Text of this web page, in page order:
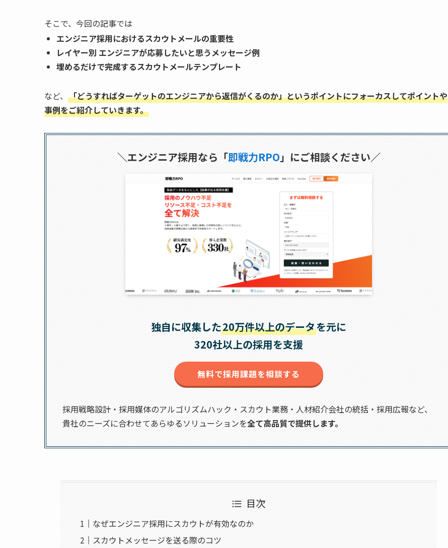
そこで、今回の記事では
エンジニア採用におけるスカウトメールの重要性
レイヤー別 エンジニアが応募したいと思うメッセージ例
埋めるだけで完成するスカウトメールテンプレート
など、 「どうすればターゲットのエンジニアから返信がくるのか」というポイントにフォーカスしてポイントや
事例をご紹介していきます。
＼エンジニア採用なら「即戦力RPO」にご相談ください／
独自に収集した20万件以上のデータを元に
320社以上の採用を支援
無料で採用課題を相談する
採用戦略設計・採用媒体のアルゴリズムハック・スカウト業務・人材紹介会社の統括・採用広報など、
貴社のニーズに合わせてあらゆるソリューションを全て高品質で提供します。
目次
なぜエンジニア採用にスカウトが有効なのか
スカウトメッセージを送る際のコツ